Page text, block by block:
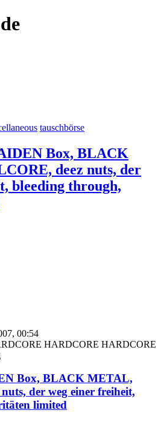
tauschbörse
Box, BLACK
deez nuts, der
bleeding through,
00:54
HARDCORE HARDCORE
Box, BLACK METAL,
der weg einer freiheit,
limited